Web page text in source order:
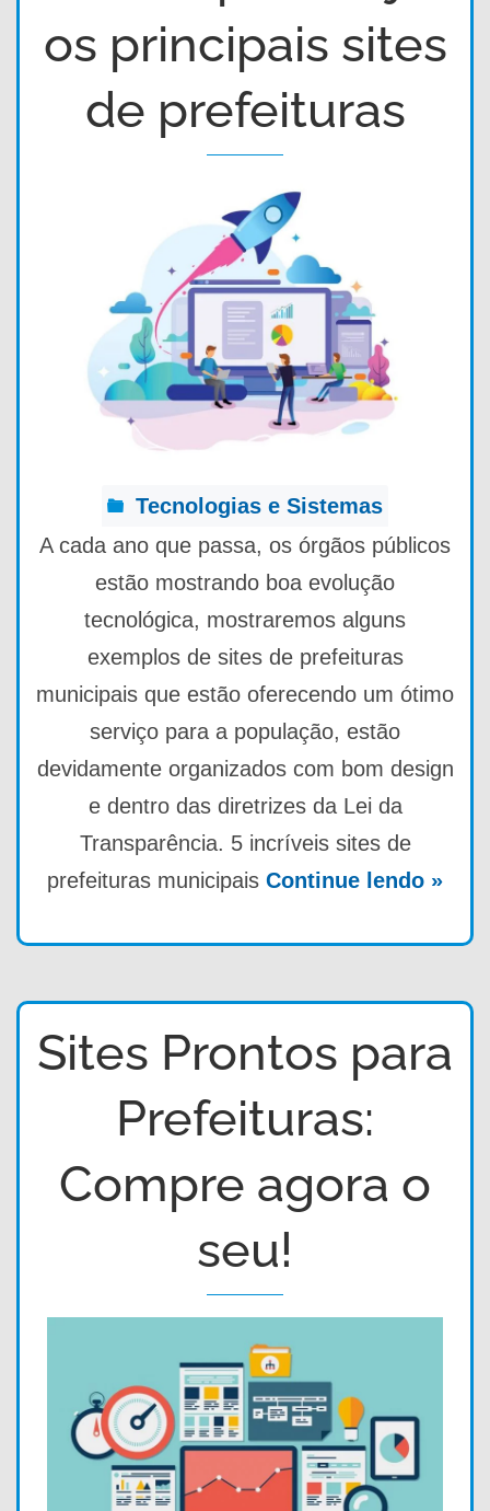
os principais sites
de prefeituras
Tecnologias e Sistemas
A cada ano que passa, os órgãos públicos
estão mostrando boa evolução
tecnológica, mostraremos alguns
exemplos de sites de prefeituras
municipais que estão oferecendo um ótimo
serviço para a população, estão
devidamente organizados com bom design
e dentro das diretrizes da Lei da
Transparência. 5 incríveis sites de
prefeituras municipais Continue lendo »
Sites Prontos para
Prefeituras:
Compre agora o
seu!